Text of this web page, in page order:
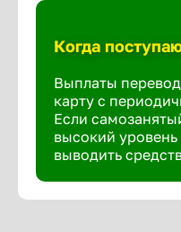
Когда
Выплаты
карту с
Если
высокий
выводить